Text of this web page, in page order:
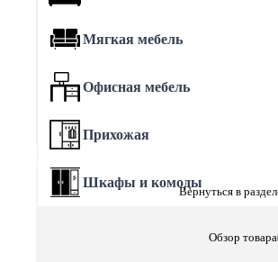
Мягкая мебель
Офисная мебель
Прихожая
Шкафы и комоды
Вернуться в раздел
Обзор товара